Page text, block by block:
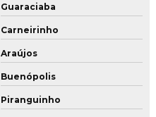
Guaraciaba
Carneirinho
Araújos
Buenópolis
Piranguinho